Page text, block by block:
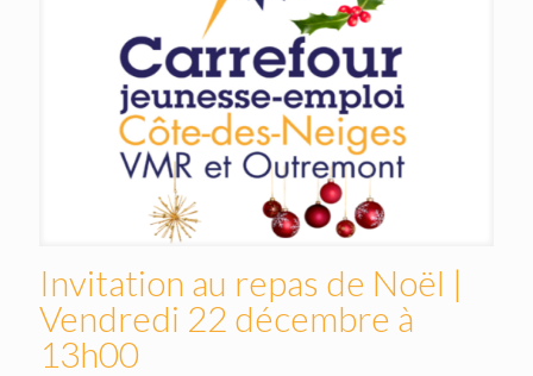
Invitation au repas de Noël |
Vendredi 22 décembre à
13h00